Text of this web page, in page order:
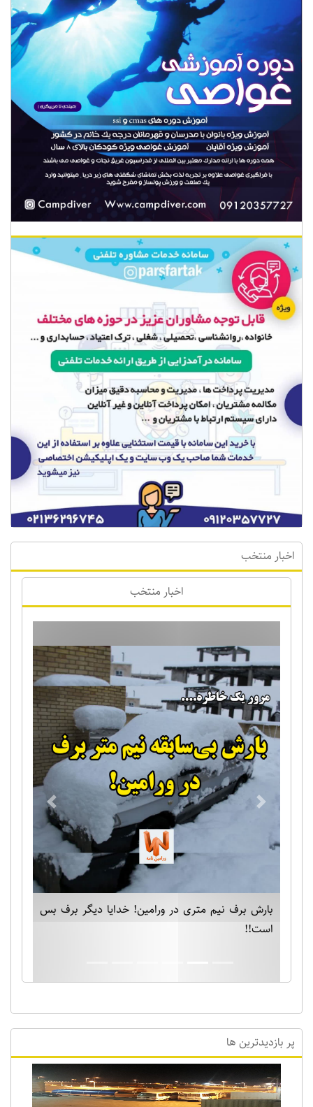
اخبار منتخب
اخبار منتخب
بارش برف نیم متری در ورامین! خدایا دیگر برف بس
است!!
Previous Next
پر بازدیدترین ها